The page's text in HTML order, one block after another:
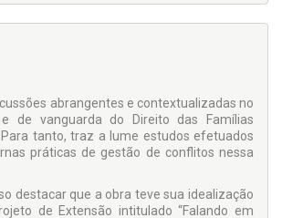
abrangentes e contextualizadas no
de vanguarda do Direito das Famílias
tanto, traz a lume estudos efetuados
práticas de gestão de conflitos nessa
destacar que a obra teve sua idealização
de Extensão intitulado “Falando em